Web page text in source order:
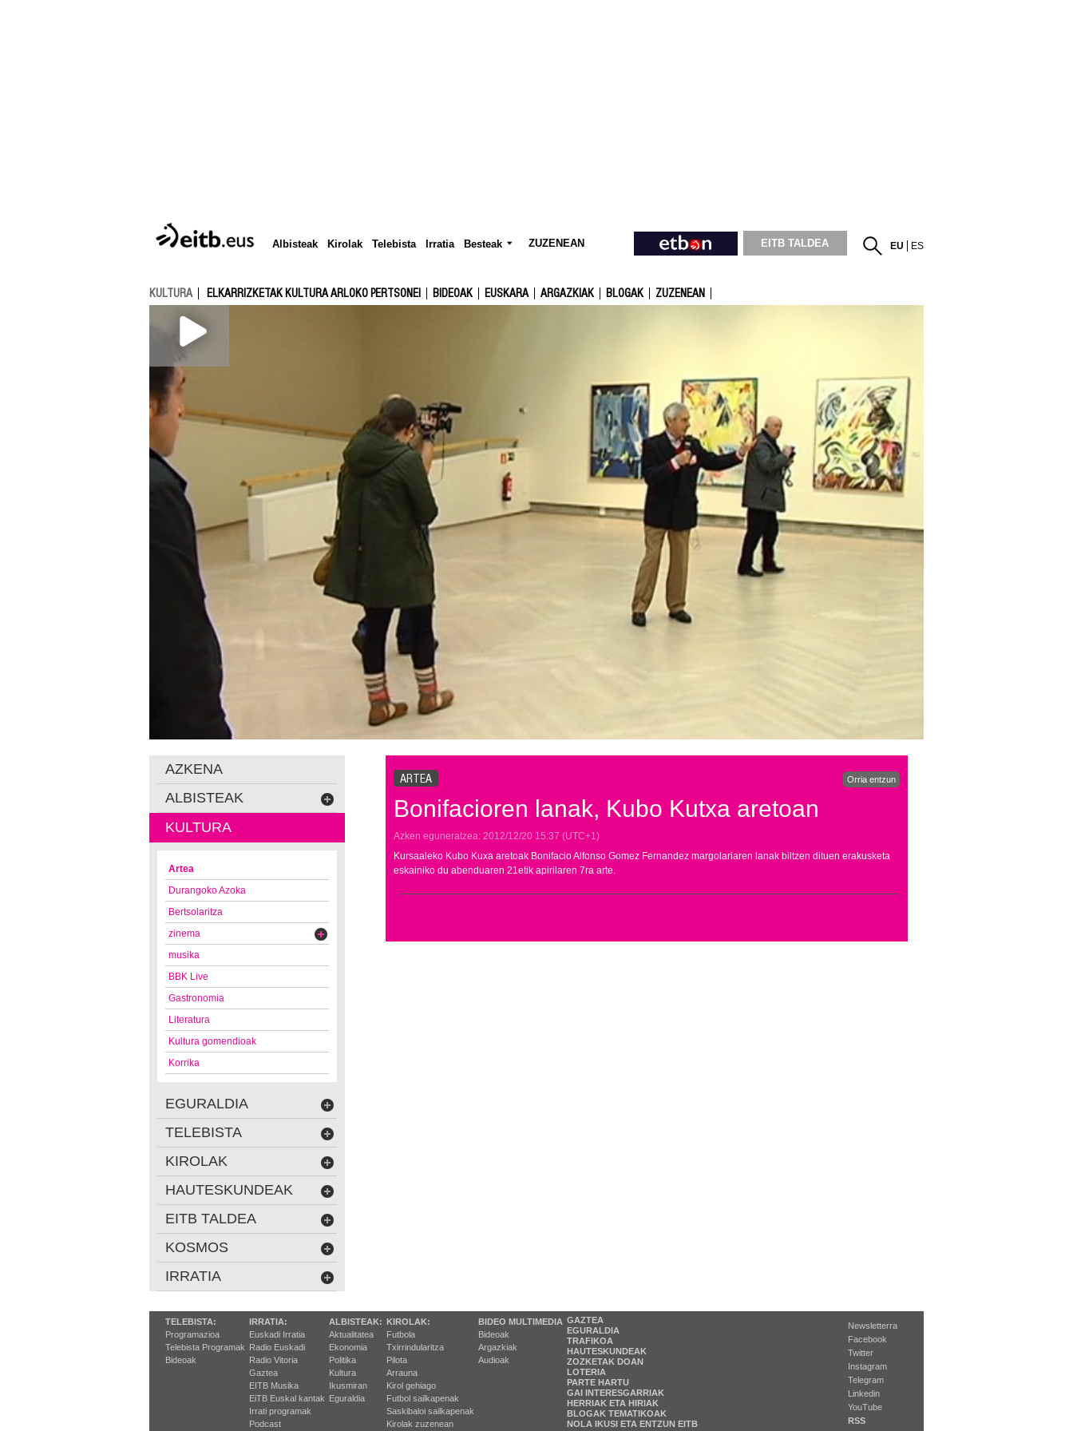
Albisteak Kirolak Telebista Irratia Besteak ZUZENEAN EITB TALDEA EU ES
KULTURA ELKARRIZKETAK KULTURA ARLOKO PERTSONEI BIDEOAK EUSKARA ARGAZKIAK BLOGAK ZUZENEAN
ARTEA Orria entzun
Bonifacioren lanak, Kubo Kutxa aretoan
Azken eguneratzea: 2012/12/20 15:37 (UTC+1)
Kursaaleko Kubo Kuxa aretoak Bonifacio Alfonso Gomez Fernandez margolariaren lanak biltzen dituen erakusketa
eskainiko du abenduaren 21etik apirilaren 7ra arte.
AZKENA
ALBISTEAK
KULTURA
Artea
Durangoko Azoka
Bertsolaritza
zinema
musika
BBK Live
Gastronomia
Literatura
Kultura gomendioak
Korrika
EGURALDIA
TELEBISTA
KIROLAK
HAUTESKUNDEAK
EITB TALDEA
KOSMOS
IRRATIA
TELEBISTA:
Programazioa
Telebista Programak
Bideoak
IRRATIA:
Euskadi Irratia
Radio Euskadi
Radio Vitoria
Gaztea
EITB Musika
EiTB Euskal kantak
Irrati programak
Podcast
ALBISTEAK:
Aktualitatea
Ekonomia
Politika
Kultura
Ikusmiran
Eguraldia
KIROLAK:
Futbola
Txirrindularitza
Pilota
Arrauna
Kirol gehiago
Futbol sailkapenak
Saskibaloi sailkapenak
Kirolak zuzenean
BIDEO MULTIMEDIA
Bideoak
Argazkiak
Audioak
GAZTEA
EGURALDIA
TRAFIKOA
HAUTESKUNDEAK
ZOZKETAK DOAN
LOTERIA
PARTE HARTU
GAI INTERESGARRIAK
HERRIAK ETA HIRIAK
BLOGAK TEMATIKOAK
NOLA IKUSI ETA ENTZUN EITB
Newsletterra
Facebook
Twitter
Instagram
Telegram
Linkedin
YouTube
RSS